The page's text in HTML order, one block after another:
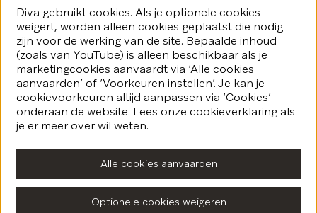
Diva gebruikt cookies. Als je optionele cookies
weigert, worden alleen cookies geplaatst die nodig
zijn voor de werking van de site. Bepaalde inhoud
(zoals van YouTube) is alleen beschikbaar als je
marketingcookies aanvaardt via ‘Alle cookies
aanvaarden’ of ‘Voorkeuren instellen’. Je kan je
cookievoorkeuren altijd aanpassen via ‘Cookies’
onderaan de website. Lees onze cookieverklaring als
je er meer over wil weten.
Alle cookies aanvaarden
Optionele cookies weigeren